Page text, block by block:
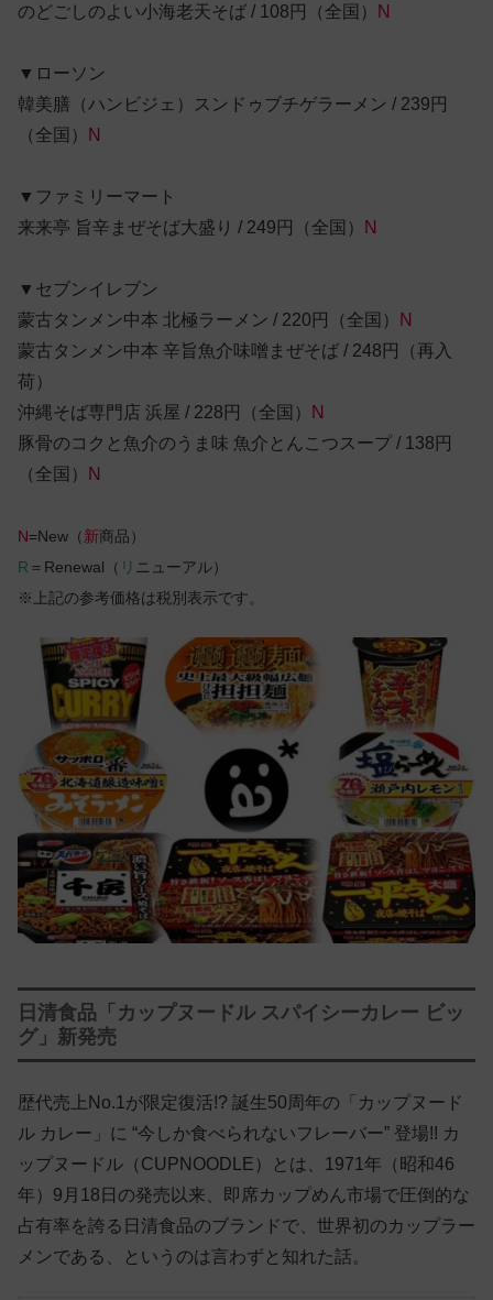
のどごしのよい小海老天そば / 108円（全国）
N
▼ローソン
韓美膳（ハンビジェ）スンドゥブチゲラーメン / 239円
（全国）
N
▼ファミリーマート
来来亭 旨辛まぜそば大盛り / 249円（全国）
N
▼セブンイレブン
蒙古タンメン中本 北極ラーメン / 220円（全国）
N
蒙古タンメン中本 辛旨魚介味噌まぜそば / 248円（再入
荷）
沖縄そば専門店 浜屋 / 228円（全国）
N
豚骨のコクと魚介のうま味 魚介とんこつスープ / 138円
（全国）
N
N=New（新商品）
R ＝Renewal（ リ ニューアル）
※上記の参考価格は税別表示です。
日清食品「カップヌードル スパイシーカレー ビッ
グ」新発売
歴代売上No.1が限定復活!? 誕生50周年の「カップヌード
ル カレー」に “今しか食べられないフレーバー” 登場!! カ
ップヌードル（CUPNOODLE）とは、1971年（昭和46
年）9月18日の発売以来、即席カップめん市場で圧倒的な
占有率を誇る日清食品のブランドで、世界初のカップラー
メンである、というのは言わずと知れた話。